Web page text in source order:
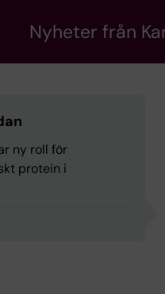
Nyheter från
ny roll för
protein i